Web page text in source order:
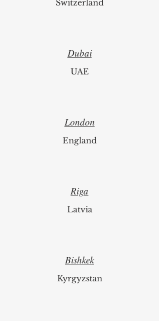
Zurich
Switzerland
Dubai
UAE
London
England
Riga
Latvia